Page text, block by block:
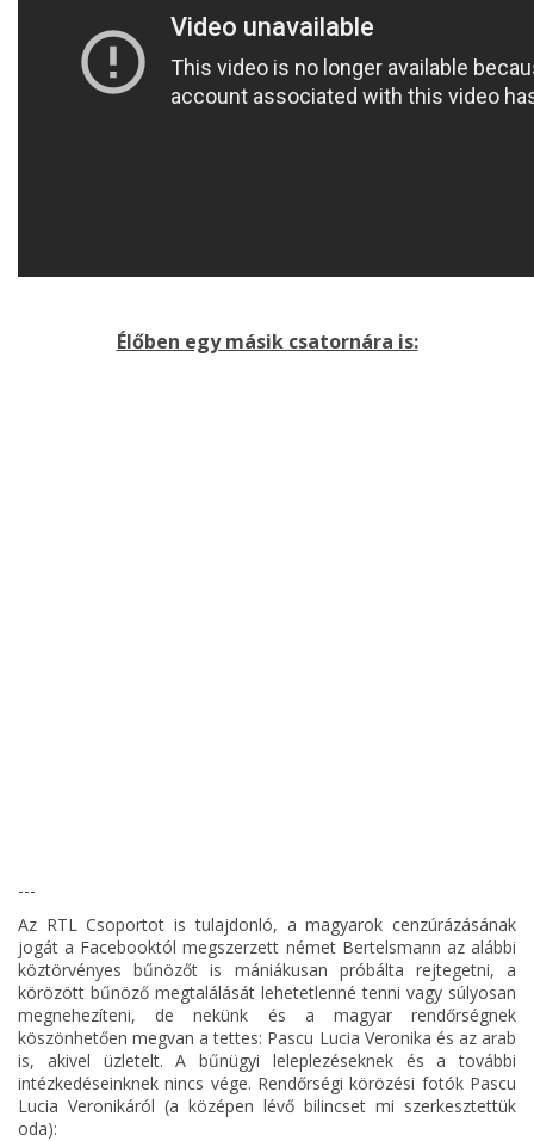
Élőben egy másik csatornára is:
---
Az RTL Csoportot is tulajdonló, a magyarok cenzúrázásának
jogát a Facebooktól megszerzett német Bertelsmann az alábbi
köztörvényes bűnözőt is mániákusan próbálta rejtegetni, a
körözött bűnöző megtalálását lehetetlenné tenni vagy súlyosan
megnehezíteni, de nekünk és a magyar rendőrségnek
köszönhetően megvan a tettes: Pascu Lucia Veronika és az arab
is, akivel üzletelt. A bűnügyi leleplezéseknek és a további
intézkedéseinknek nincs vége. Rendőrségi körözési fotók Pascu
Lucia Veronikáról (a középen lévő bilincset mi szerkesztettük
oda):